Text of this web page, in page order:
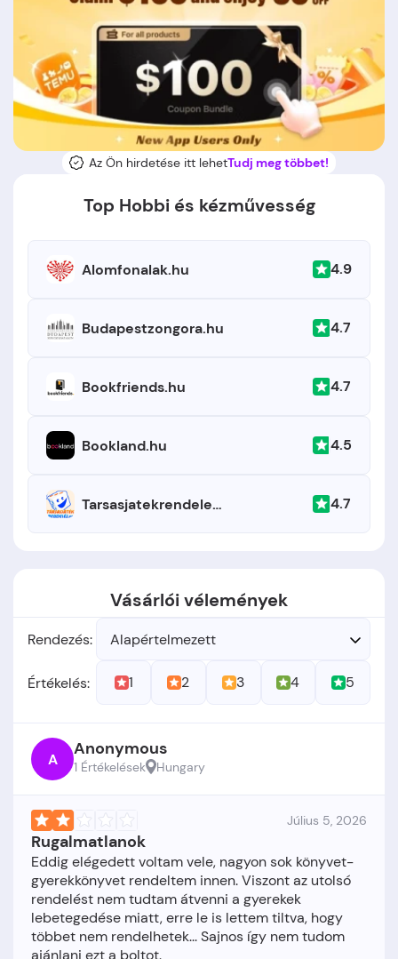
Az Ön hirdetése itt lehetTudj meg többet!
Top Hobbi és kézművesség
Alomfonalak.hu 4.9
Budapestzongora.hu 4.7
Bookfriends.hu 4.7
Bookland.hu 4.5
Tarsasjatekrendeles.hu 4.7
Vásárlói vélemények
Rendezés: Alapértelmezett
Értékelés: 1 2 3 4 5
A Anonymous
1 Értékelések Hungary
Július 5, 2026
Rugalmatlanok
Eddig elégedett voltam vele, nagyon sok könyvet-
gyerekkönyvet rendeltem innen. Viszont az utolsó
rendelést nem tudtam átvenni a gyerekek
lebetegedése miatt, erre le is lettem tiltva, hogy
többet nem rendelhetek... Sajnos így nem tudom